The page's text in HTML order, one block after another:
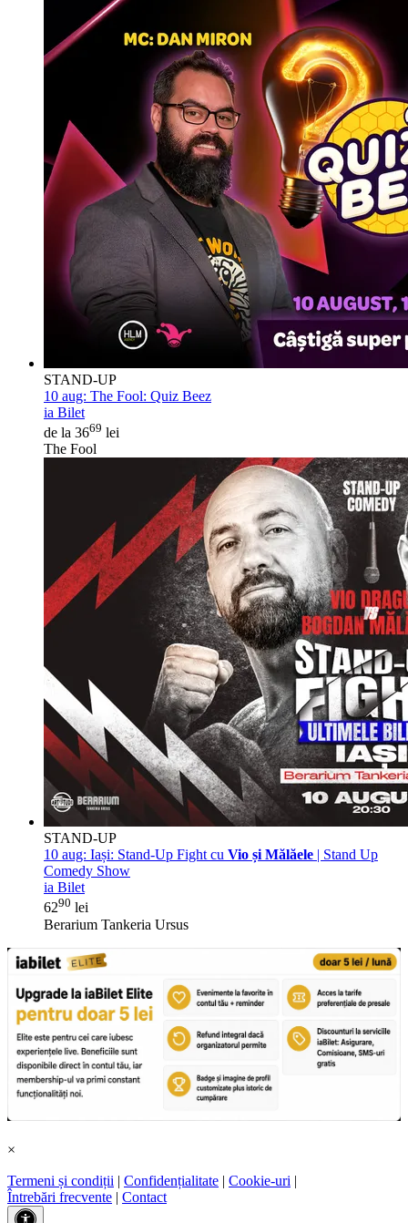
STAND-UP
10 aug: The Fool: Quiz Beez
ia Bilet
de la 3669 lei
The Fool
STAND-UP
10 aug: Iași: Stand-Up Fight cu Vio și Mălăele | Stand Up
Comedy Show
ia Bilet
6290 lei
Berarium Tankeria Ursus
×
Termeni și condiții | Confidențialitate | Cookie-uri |
Întrebări frecvente | Contact